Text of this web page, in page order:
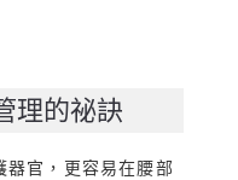
理的祕訣
器官，更容易在腰部